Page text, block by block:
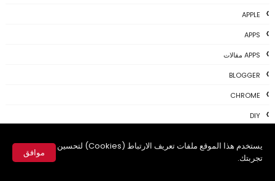
يستخدم هذا الموقع ملفات تعريف الارتباط (Cookies) لتحسين
تجربتك.
موافق
APPLE
APPS
APPS مقالات
BLOGGER
CHROME
DIY
ELECTRONICS